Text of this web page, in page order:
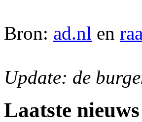
Bron: ad.nl en
Update: de
Laatste nieuws